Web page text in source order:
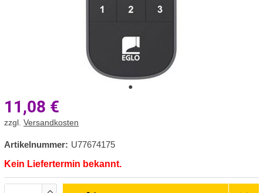
11,08 €
zzgl. Versandkosten
Artikelnummer: U77674175
Kein Liefertermin bekannt.